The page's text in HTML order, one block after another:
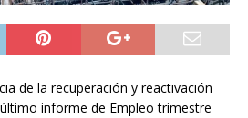
de la recuperación y reactivación
informe de Empleo trimestre